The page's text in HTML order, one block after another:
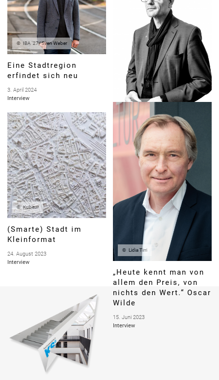
IBA '27/ Sven Weber
Eine Stadtregion
erfindet sich neu
3. April 2024
Interview
KS-ORIGINAL
Wohnen für Alle
23. Oktober 2023
Interview
Kubitur
(Smarte) Stadt im
Kleinformat
24. August 2023
Interview
Lidia Tirri
„Heute kennt man von
allem den Preis, von
nichts den Wert.“ Oscar
Wilde
15. Juni 2023
Interview